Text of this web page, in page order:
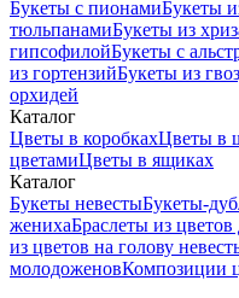
Букеты с пионамиБукеты
тюльпанамиБукеты из
гипсофилойБукеты с
из гортензийБукеты из
орхидей
Каталог
Цветы в коробкахЦветы в
цветамиЦветы в ящиках
Каталог
Букеты невестыБукеты-
женихаБраслеты из
из цветов на голову
молодоженовКомпозиции